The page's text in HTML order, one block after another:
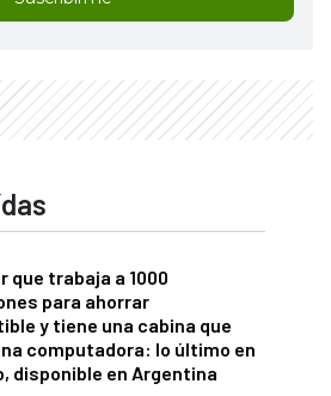
que trabaja a 1000
para ahorrar
y tiene una cabina que
computadora: lo último en
disponible en Argentina